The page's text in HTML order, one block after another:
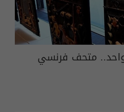
واحد.. متحف فرنسي